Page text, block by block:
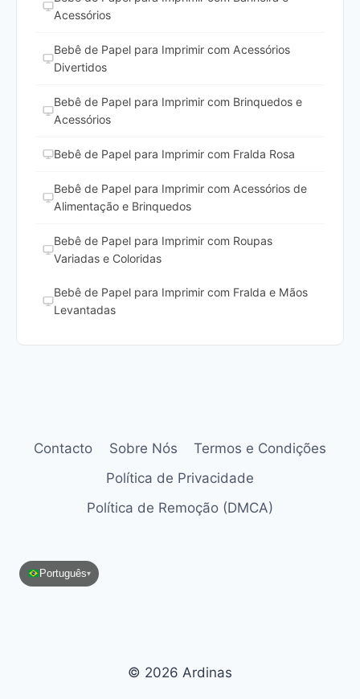
Acessórios
Bebê de Papel para Imprimir com Acessórios
Divertidos
Bebê de Papel para Imprimir com Brinquedos e
Acessórios
Bebê de Papel para Imprimir com Fralda Rosa
Bebê de Papel para Imprimir com Acessórios de
Alimentação e Brinquedos
Bebê de Papel para Imprimir com Roupas
Variadas e Coloridas
Bebê de Papel para Imprimir com Fralda e Mãos
Levantadas
Contacto Sobre Nós
Termos e Condições
Política de Privacidade
Política de Remoção (DMCA)
Português▾
© 2026 Ardinas